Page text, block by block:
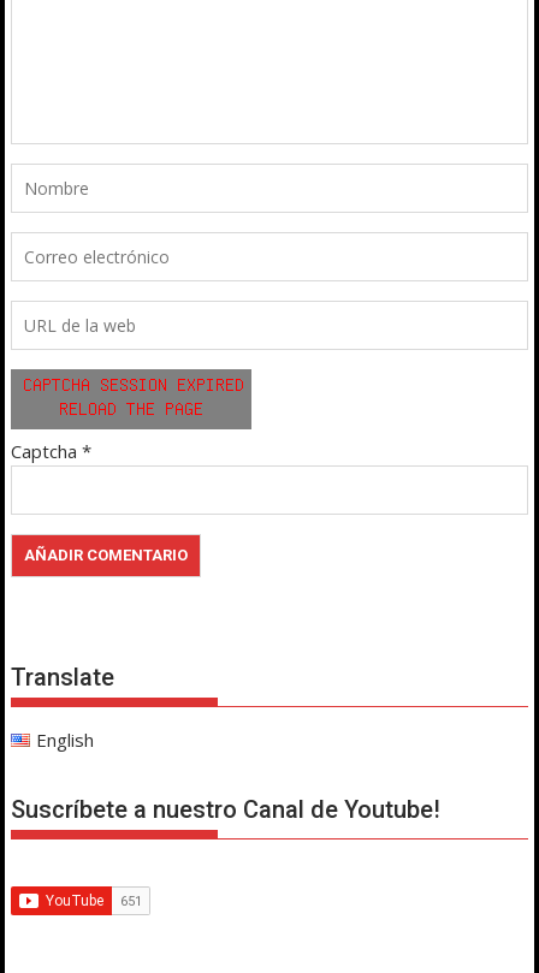
Captcha *
Translate
English
Suscríbete a nuestro Canal de Youtube!